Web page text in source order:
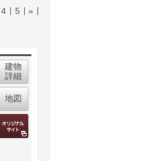
4 5 »
建物
詳細
地図